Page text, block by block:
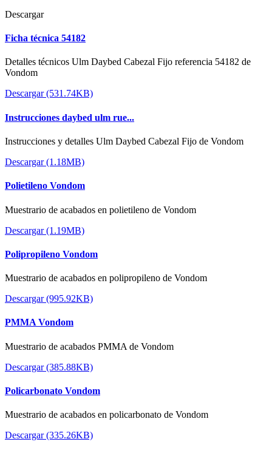
Descargar
Ficha técnica 54182
Detalles técnicos Ulm Daybed Cabezal Fijo referencia 54182 de
Vondom
Descargar (531.74KB)
Instrucciones daybed ulm rue...
Instrucciones y detalles Ulm Daybed Cabezal Fijo de Vondom
Descargar (1.18MB)
Polietileno Vondom
Muestrario de acabados en polietileno de Vondom
Descargar (1.19MB)
Polipropileno Vondom
Muestrario de acabados en polipropileno de Vondom
Descargar (995.92KB)
PMMA Vondom
Muestrario de acabados PMMA de Vondom
Descargar (385.88KB)
Policarbonato Vondom
Muestrario de acabados en policarbonato de Vondom
Descargar (335.26KB)